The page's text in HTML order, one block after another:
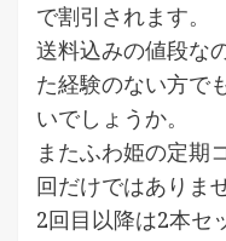
で割引されます。
送料込みの値段な
た経験のない方で
いでしょうか。
またふわ姫の定期
回だけではありま
2回目以降は2本セ